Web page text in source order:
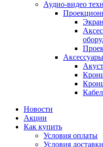
Аудио-видео
Новости
Акции
Как купить
Условия оплаты
Условия доставки